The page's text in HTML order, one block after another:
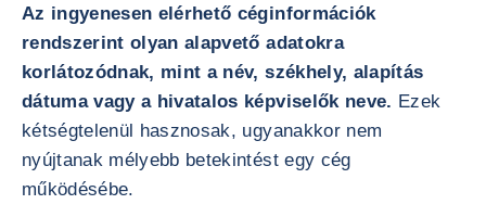
Az ingyenesen elérhető céginformációk
rendszerint olyan alapvető adatokra
korlátozódnak, mint a név, székhely, alapítás
dátuma vagy a hivatalos képviselők neve. Ezek
kétségtelenül hasznosak, ugyanakkor nem
nyújtanak mélyebb betekintést egy cég
működésébe.